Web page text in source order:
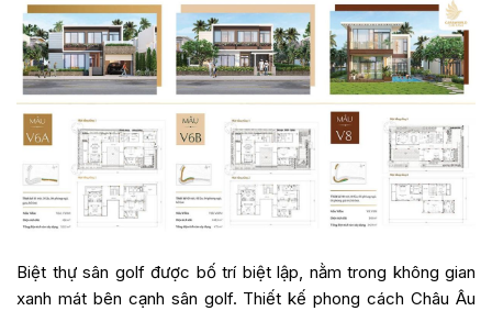
Biệt thự sân golf được bố trí biệt lập, nằm trong không gian
xanh mát bên cạnh sân golf. Thiết kế phong cách Châu Âu